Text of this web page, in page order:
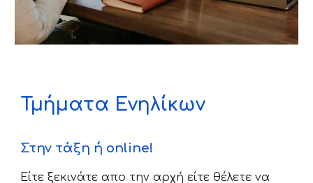
Τμήματα Ενηλίκων
Στην τάξη ή online!
Είτε ξεκινάτε απο την αρχή είτε θέλετε να